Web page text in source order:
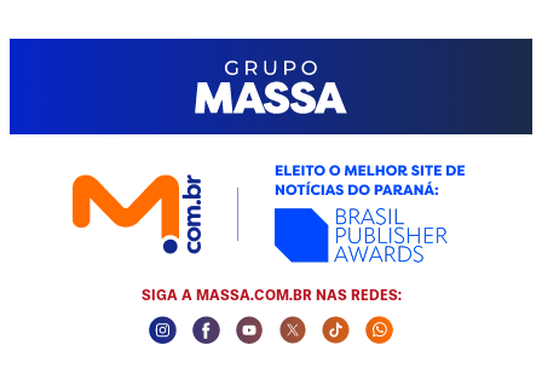
SIGA A MASSA.COM.BR NAS REDES:
Instagram Social Media
Facebook Social Media
Youtube Social Media
Twitter Social Media
Tiktok Social Media
Whatsapp